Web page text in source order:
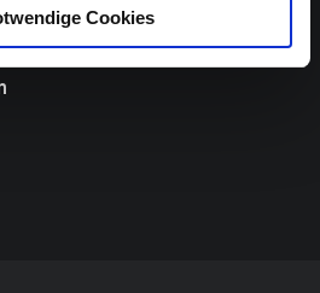
Cookies